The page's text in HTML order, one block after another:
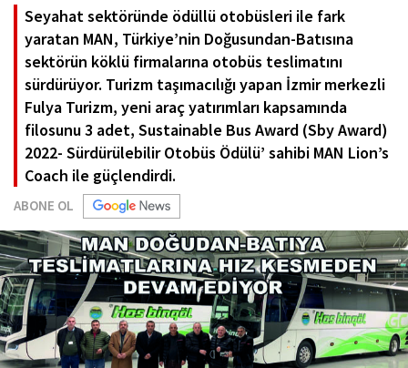
Seyahat sektöründe ödüllü otobüsleri ile fark
yaratan MAN, Türkiye’nin Doğusundan-Batısına
sektörün köklü firmalarına otobüs teslimatını
sürdürüyor. Turizm taşımacılığı yapan İzmir merkezli
Fulya Turizm, yeni araç yatırımları kapsamında
filosunu 3 adet, Sustainable Bus Award (Sby Award)
2022- Sürdürülebilir Otobüs Ödülü’ sahibi MAN Lion’s
Coach ile güçlendirdi.
ABONE OL